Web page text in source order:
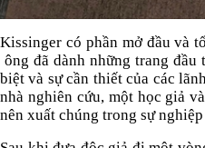
Kissinger có phần mở đầu và
ông đã dành những trang
biệt và sự cần thiết của các
nhà nghiên cứu, một học giả
nên xuất chúng trong sự